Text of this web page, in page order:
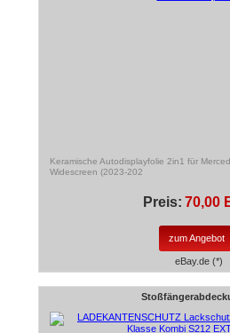
Keramische Autodisplayfolie 2in1 für
Widescreen (2023-202
Preis: 70,00
zum Angebot
eBay.de (*)